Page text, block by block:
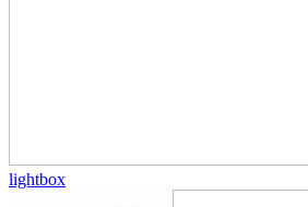
lightbox